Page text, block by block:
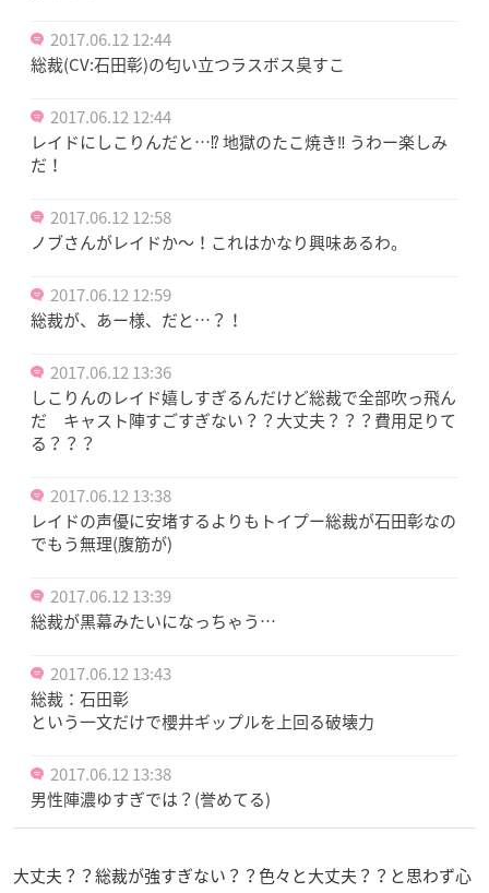
2017.06.12 12:44
総裁(CV:石田彰)の匂い立つラスボス臭すこ
2017.06.12 12:44
レイドにしこりんだと…⁉︎ 地獄のたこ焼き‼︎ うわー楽しみ
だ！
2017.06.12 12:58
ノブさんがレイドか～！これはかなり興味あるわ。
2017.06.12 12:59
総裁が、あー様、だと…？！
2017.06.12 13:36
しこりんのレイド嬉しすぎるんだけど総裁で全部吹っ飛ん
だ キャスト陣すごすぎない？？大丈夫？？？費用足りて
る？？？
2017.06.12 13:38
レイドの声優に安堵するよりもトイプー総裁が石田彰なの
でもう無理(腹筋が)
2017.06.12 13:39
総裁が黒幕みたいになっちゃう…
2017.06.12 13:43
総裁：石田彰
という一文だけで櫻井ギップルを上回る破壊力
2017.06.12 13:38
男性陣濃ゆすぎでは？(誉めてる)
大丈夫？？総裁が強すぎない？？色々と大丈夫？？と思わず心